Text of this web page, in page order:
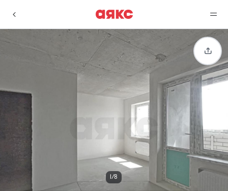
Избранное Сравнение
Недвижимость Услуги
1/8